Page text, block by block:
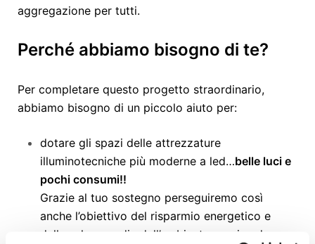
aggregazione per tutti.
Perché abbiamo bisogno di te?
Per completare questo progetto straordinario,
abbiamo bisogno di un piccolo aiuto per:
dotare gli spazi delle attrezzature
illuminotecniche più moderne a led…belle luci e
pochi consumi!!
Grazie al tuo sostegno perseguiremo così
anche l’obiettivo del risparmio energetico e
della salvaguardia dell’ambiente grazie ad un